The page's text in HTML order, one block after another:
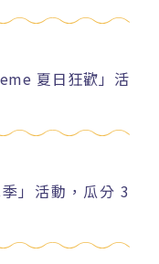
夏日狂歡」活
」活動，瓜分 3